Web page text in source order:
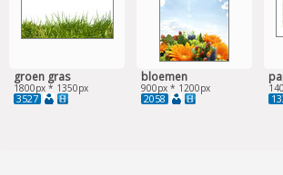
groen gras
1800px * 1350px
3527
bloemen
900px * 1200px
2058